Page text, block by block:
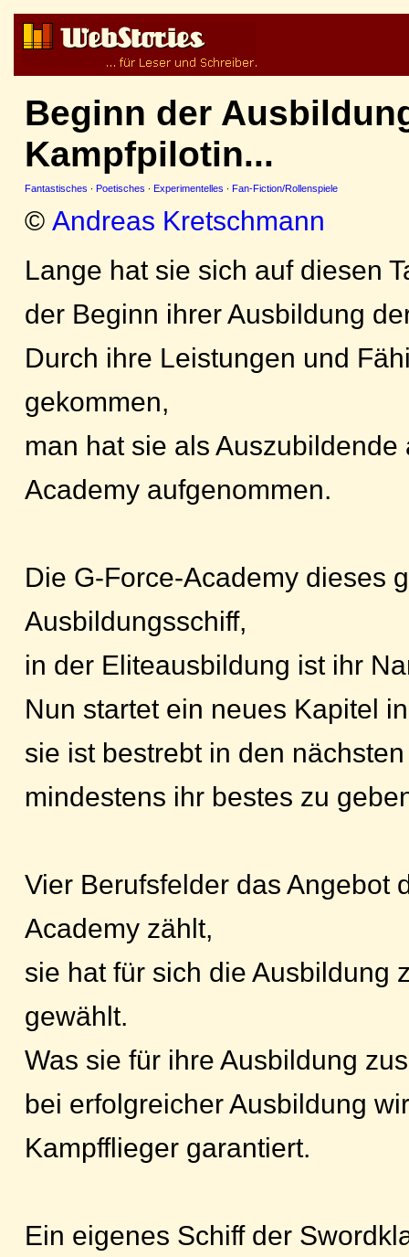
Beginn der
Kampfpilotin...
Fantastisches · Poetisches · Experimentelles · Fan-Fiction/Rollenspiele
© Andreas Kretschmann
Lange hat sie sich auf diesen
der Beginn ihrer Ausbildung
Durch ihre Leistungen und
gekommen,
man hat sie als Auszubildende
Academy aufgenommen.
Die G-Force-Academy dieses
Ausbildungsschiff,
in der Eliteausbildung ist ihr
Nun startet ein neues Kapitel
sie ist bestrebt in den
mindestens ihr bestes zu
Vier Berufsfelder das Angebot
Academy zählt,
sie hat für sich die Ausbildung
gewählt.
Was sie für ihre Ausbildung
bei erfolgreicher Ausbildung
Kampfflieger garantiert.
Ein eigenes Schiff der